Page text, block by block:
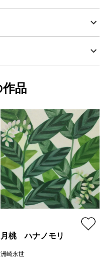
に佇む。
品
月桃 ハナノモリ
洲崎永世